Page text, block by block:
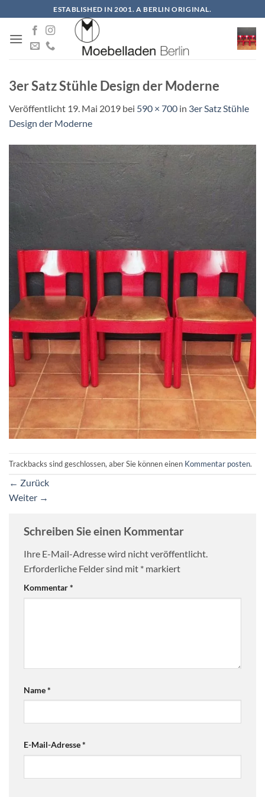
Inhalt
springen
ESTABLISHED IN 2001. A BERLIN ORIGINAL.
3er Satz Stühle Design der Moderne
Veröffentlicht 19. Mai 2019 bei 590 × 700 in 3er Satz Stühle
Design der Moderne
Trackbacks sind geschlossen, aber Sie können einen Kommentar posten.
← Zurück
Weiter →
Schreiben Sie einen Kommentar
Ihre E-Mail-Adresse wird nicht veröffentlicht.
Erforderliche Felder sind mit * markiert
Kommentar*
Name*
E-Mail-Adresse*